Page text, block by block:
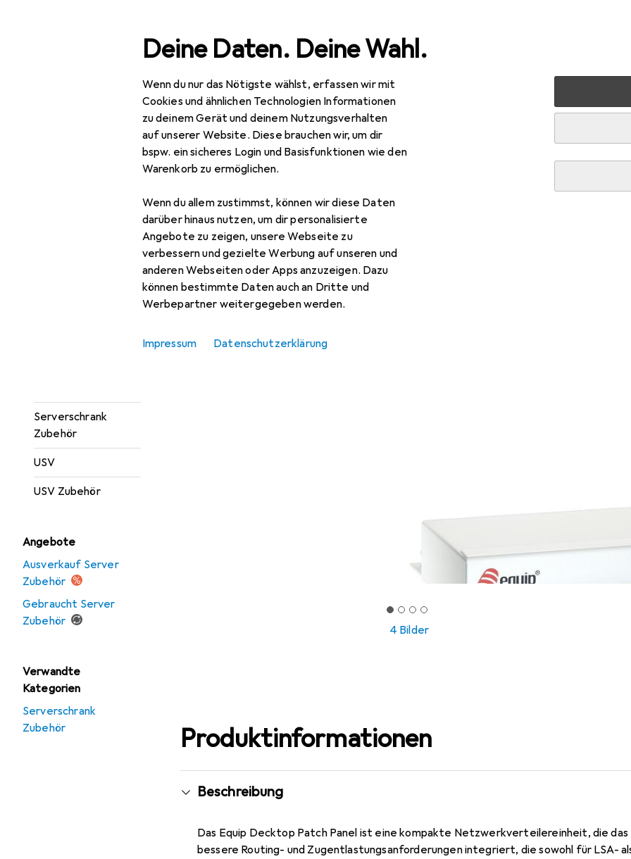
Deine Daten. Deine Wahl.
Wenn du nur das Nötigste wählst, erfassen wir mit
Cookies und ähnlichen Technologien Informationen
zu deinem Gerät und deinem Nutzungsverhalten
auf unserer Website. Diese brauchen wir, um dir
bspw. ein sicheres Login und Basisfunktionen wie den
Warenkorb zu ermöglichen.
Wenn du allem zustimmst, können wir diese Daten
darüber hinaus nutzen, um dir personalisierte
Angebote zu zeigen, unsere Webseite zu
verbessern und gezielte Werbung auf unseren und
anderen Webseiten oder Apps anzuzeigen. Dazu
können bestimmte Daten auch an Dritte und
Werbepartner weitergegeben werden.
Impressum Datenschutzerklärung
Navigation nach Kategorien
Serverschrank
Zubehör
USV
USV Zubehör
Angebote
Ausverkauf Server
Zubehör
Gebraucht Server
Zubehör
Verwandte
Kategorien
Serverschrank
Zubehör
Netzwerk Server + Zubehör Server Zubehör equip Patch Panel Desktop Cat.6 lichtgrau RAL
4 Bilder
Produktinformationen
Beschreibung
Das Equip Decktop Patch Panel ist eine kompakte Netzwerkverteilereinheit, die
bessere Routing- und Zugentlastungsanforderungen integriert, die sowohl für LSA-